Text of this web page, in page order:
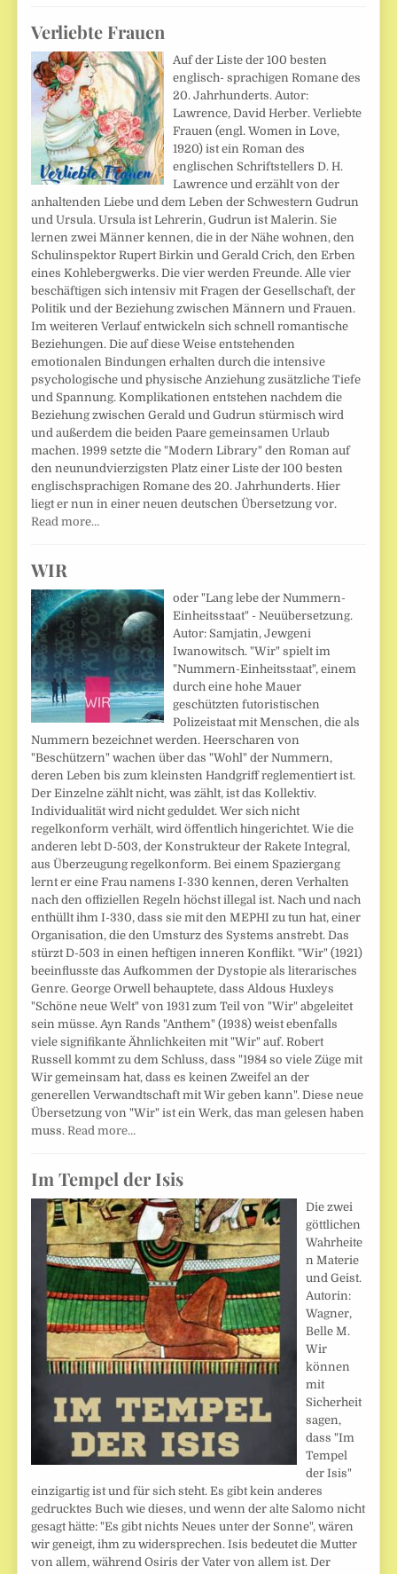
Verliebte Frauen
Auf der Liste der 100 besten
englisch- sprachigen Romane des
20. Jahrhunderts. Autor:
Lawrence, David Herber. Verliebte
Frauen (engl. Women in Love,
1920) ist ein Roman des
englischen Schriftstellers D. H.
Lawrence und erzählt von der
anhaltenden Liebe und dem Leben der Schwestern Gudrun
und Ursula. Ursula ist Lehrerin, Gudrun ist Malerin. Sie
lernen zwei Männer kennen, die in der Nähe wohnen, den
Schulinspektor Rupert Birkin und Gerald Crich, den Erben
eines Kohlebergwerks. Die vier werden Freunde. Alle vier
beschäftigen sich intensiv mit Fragen der Gesellschaft, der
Politik und der Beziehung zwischen Männern und Frauen.
Im weiteren Verlauf entwickeln sich schnell romantische
Beziehungen. Die auf diese Weise entstehenden
emotionalen Bindungen erhalten durch die intensive
psychologische und physische Anziehung zusätzliche Tiefe
und Spannung. Komplikationen entstehen nachdem die
Beziehung zwischen Gerald und Gudrun stürmisch wird
und außerdem die beiden Paare gemeinsamen Urlaub
machen. 1999 setzte die "Modern Library" den Roman auf
den neunundvierzigsten Platz einer Liste der 100 besten
englischsprachigen Romane des 20. Jahrhunderts. Hier
liegt er nun in einer neuen deutschen Übersetzung vor.
Read more…
WIR
oder "Lang lebe der Nummern-
Einheitsstaat" - Neuübersetzung.
Autor: Samjatin, Jewgeni
Iwanowitsch. "Wir" spielt im
"Nummern-Einheitsstaat", einem
durch eine hohe Mauer
geschützten futoristischen
Polizeistaat mit Menschen, die als
Nummern bezeichnet werden. Heerscharen von
"Beschützern" wachen über das "Wohl" der Nummern,
deren Leben bis zum kleinsten Handgriff reglementiert ist.
Der Einzelne zählt nicht, was zählt, ist das Kollektiv.
Individualität wird nicht geduldet. Wer sich nicht
regelkonform verhält, wird öffentlich hingerichtet. Wie die
anderen lebt D-503, der Konstrukteur der Rakete Integral,
aus Überzeugung regelkonform. Bei einem Spaziergang
lernt er eine Frau namens I-330 kennen, deren Verhalten
nach den offiziellen Regeln höchst illegal ist. Nach und nach
enthüllt ihm I-330, dass sie mit den MEPHI zu tun hat, einer
Organisation, die den Umsturz des Systems anstrebt. Das
stürzt D-503 in einen heftigen inneren Konflikt. "Wir" (1921)
beeinflusste das Aufkommen der Dystopie als literarisches
Genre. George Orwell behauptete, dass Aldous Huxleys
"Schöne neue Welt" von 1931 zum Teil von "Wir" abgeleitet
sein müsse. Ayn Rands "Anthem" (1938) weist ebenfalls
viele signifikante Ähnlichkeiten mit "Wir" auf. Robert
Russell kommt zu dem Schluss, dass "1984 so viele Züge mit
Wir gemeinsam hat, dass es keinen Zweifel an der
generellen Verwandtschaft mit Wir geben kann". Diese neue
Übersetzung von "Wir" ist ein Werk, das man gelesen haben
muss.Read more…
Im Tempel der Isis
Die zwei
göttlichen
Wahrheite
n Materie
und Geist.
Autorin:
Wagner,
Belle M.
Wir
können
mit
Sicherheit
sagen,
dass "Im
Tempel
der Isis"
einzigartig ist und für sich steht. Es gibt kein anderes
gedrucktes Buch wie dieses, und wenn der alte Salomo nicht
gesagt hätte: "Es gibt nichts Neues unter der Sonne", wären
wir geneigt, ihm zu widersprechen. Isis bedeutet die Mutter
von allem, während Osiris der Vater von allem ist. Der